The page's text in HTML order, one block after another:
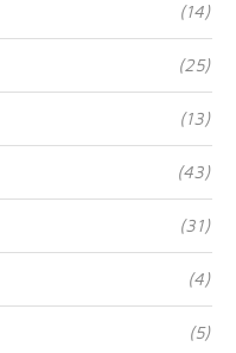
(14)
(25)
(13)
(43)
(31)
(4)
(5)